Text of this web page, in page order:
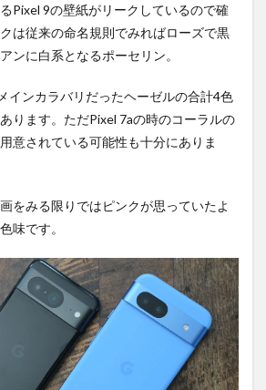
Pixel 9の壁紙がリークしているので確
は従来の命名規則でみればローズで黒
ンに白系となるポーセリン。
インカラバリだったヘーゼルの合計4色
ります。ただPixel 7aの時のコーラルの
意されている可能性も十分にありま
をみる限りではピンクが思っていたよ
味です。